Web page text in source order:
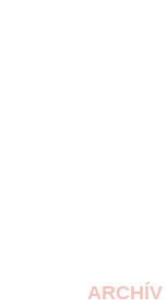
ARCHÍV